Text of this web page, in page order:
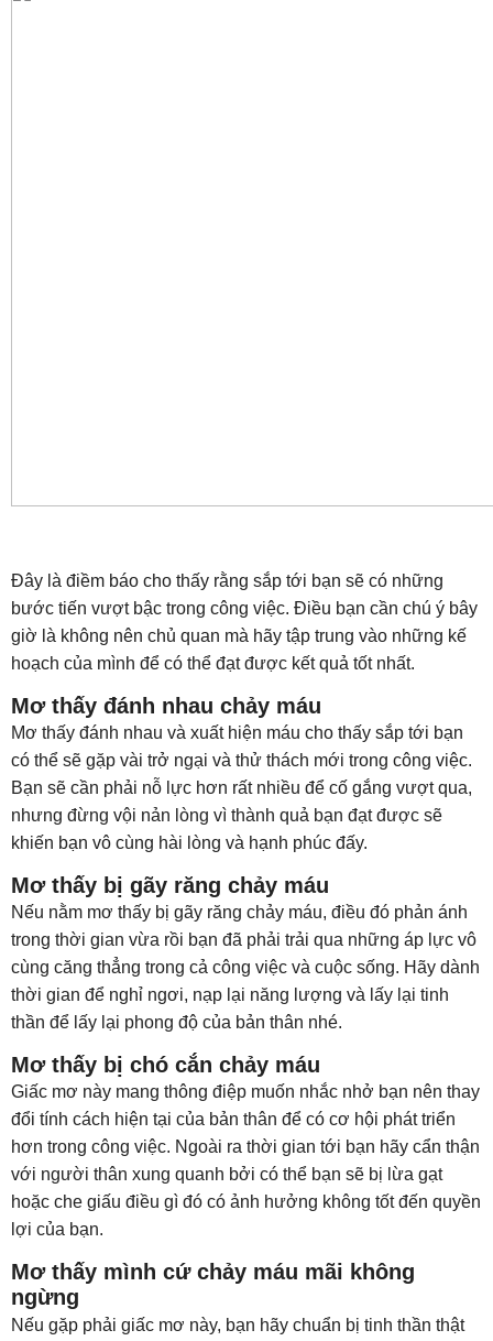
Đây là điềm báo cho thấy rằng sắp tới bạn sẽ có những
bước tiến vượt bậc trong công việc. Điều bạn cần chú ý bây
giờ là không nên chủ quan mà hãy tập trung vào những kế
hoạch của mình để có thể đạt được kết quả tốt nhất.
Mơ thấy đánh nhau chảy máu
Mơ thấy đánh nhau và xuất hiện máu cho thấy sắp tới bạn
có thể sẽ gặp vài trở ngại và thử thách mới trong công việc.
Bạn sẽ cần phải nỗ lực hơn rất nhiều để cố gắng vượt qua,
nhưng đừng vội nản lòng vì thành quả bạn đạt được sẽ
khiến bạn vô cùng hài lòng và hạnh phúc đấy.
Mơ thấy bị gãy răng chảy máu
Nếu nằm mơ thấy bị gãy răng chảy máu, điều đó phản ánh
trong thời gian vừa rồi bạn đã phải trải qua những áp lực vô
cùng căng thẳng trong cả công việc và cuộc sống. Hãy dành
thời gian để nghỉ ngơi, nạp lại năng lượng và lấy lại tinh
thần để lấy lại phong độ của bản thân nhé.
Mơ thấy bị chó cắn chảy máu
Giấc mơ này mang thông điệp muốn nhắc nhở bạn nên thay
đổi tính cách hiện tại của bản thân để có cơ hội phát triển
hơn trong công việc. Ngoài ra thời gian tới bạn hãy cẩn thận
với người thân xung quanh bởi có thể bạn sẽ bị lừa gạt
hoặc che giấu điều gì đó có ảnh hưởng không tốt đến quyền
lợi của bạn.
Mơ thấy mình cứ chảy máu mãi không
ngừng
Nếu gặp phải giấc mơ này, bạn hãy chuẩn bị tinh thần thật